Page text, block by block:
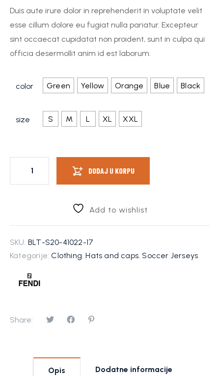
Duis aute irure dolor in reprehenderit in voluptate velit
esse cillum dolore eu fugiat nulla pariatur. Excepteur
sint occaecat cupidatat non proident, sunt in culpa qui
officia desermollit anim id est laborum.
color Green Yellow Orange Blue Black
size S M L XL XXL
DODAJ U KORPU
Add to wishlist
SKU: BLT-S20-41022-17
Kategorije:Clothing,Hats and caps, Soccer Jerseys
Share:
Opis Dodatne informacije